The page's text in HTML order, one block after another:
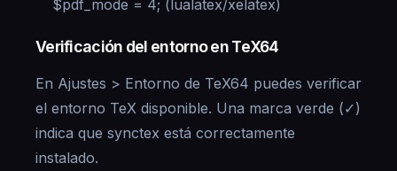
$pdf_mode = 4; (lualatex/xelatex)
Verificación del entorno en TeX64
En Ajustes > Entorno de TeX64 puedes verificar
el entorno TeX disponible. Una marca verde (✓)
indica que synctex está correctamente
instalado.